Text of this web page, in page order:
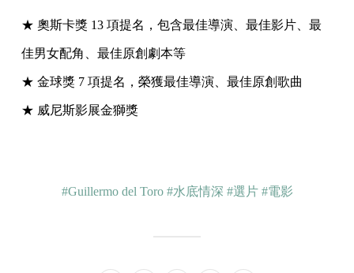
★ 奧斯卡獎 13 項提名，包含最佳導演、最佳影片、最
佳男女配角、最佳原創劇本等
★ 金球獎 7 項提名，榮獲最佳導演、最佳原創歌曲
★ 威尼斯影展金獅獎
#Guillermo del Toro #水底情深 #選片 #電影